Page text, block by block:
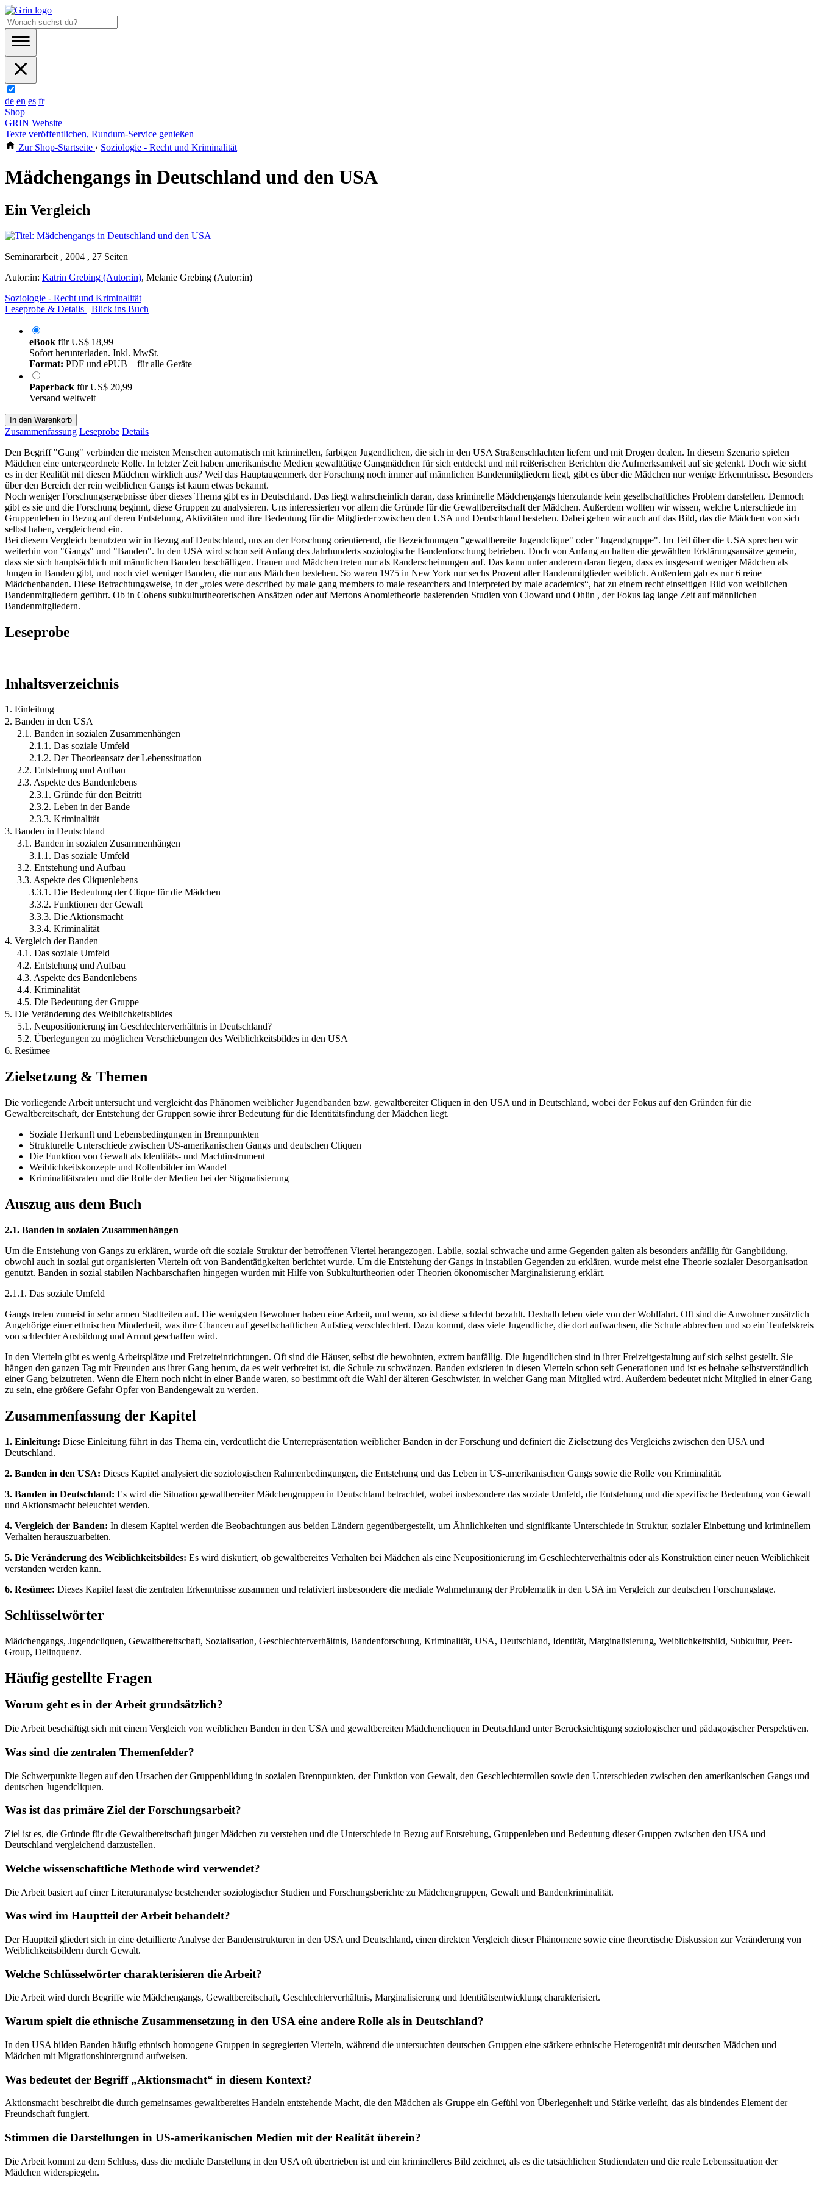
de en es fr
Shop
GRIN Website
Texte veröffentlichen, Rundum-Service genießen
Zur Shop-Startseite › Soziologie - Recht und Kriminalität
Mädchengangs in Deutschland und den USA
Ein Vergleich
Seminararbeit , 2004 , 27 Seiten
Autor:in: Katrin Grebing (Autor:in), Melanie Grebing (Autor:in)
Soziologie - Recht und Kriminalität
Leseprobe & Details
Blick ins Buch
eBook fürUS$ 18,99
Sofort herunterladen. Inkl. MwSt.
Format: PDF und ePUB – für alle Geräte
Paperback fürUS$ 20,99
Versand weltweit
In den Warenkorb
Zusammenfassung Leseprobe Details
Den Begriff "Gang" verbinden die meisten Menschen automatisch mit kriminellen, farbigen Jugendlichen, die sich in den USA Straßenschlachten liefern und mit Drogen dealen. In diesem Szenario spielen
Mädchen eine untergeordnete Rolle. In letzter Zeit haben amerikanische Medien gewalttätige Gangmädchen für sich entdeckt und mit reißerischen Berichten die Aufmerksamkeit auf sie gelenkt. Doch wie sieht
es in der Realität mit diesen Mädchen wirklich aus? Weil das Hauptaugenmerk der Forschung noch immer auf männlichen Bandenmitgliedern liegt, gibt es über die Mädchen nur wenige Erkenntnisse. Besonders
über den Bereich der rein weiblichen Gangs ist kaum etwas bekannt.
Noch weniger Forschungsergebnisse über dieses Thema gibt es in Deutschland. Das liegt wahrscheinlich daran, dass kriminelle Mädchengangs hierzulande kein gesellschaftliches Problem darstellen. Dennoch
gibt es sie und die Forschung beginnt, diese Gruppen zu analysieren. Uns interessierten vor allem die Gründe für die Gewaltbereitschaft der Mädchen. Außerdem wollten wir wissen, welche Unterschiede im
Gruppenleben in Bezug auf deren Entstehung, Aktivitäten und ihre Bedeutung für die Mitglieder zwischen den USA und Deutschland bestehen. Dabei gehen wir auch auf das Bild, das die Mädchen von sich
selbst haben, vergleichend ein.
Bei diesem Vergleich benutzten wir in Bezug auf Deutschland, uns an der Forschung orientierend, die Bezeichnungen "gewaltbereite Jugendclique" oder "Jugendgruppe". Im Teil über die USA sprechen wir
weiterhin von "Gangs" und "Banden". In den USA wird schon seit Anfang des Jahrhunderts soziologische Bandenforschung betrieben. Doch von Anfang an hatten die gewählten Erklärungsansätze gemein,
dass sie sich hauptsächlich mit männlichen Banden beschäftigen. Frauen und Mädchen treten nur als Randerscheinungen auf. Das kann unter anderem daran liegen, dass es insgesamt weniger Mädchen als
Jungen in Banden gibt, und noch viel weniger Banden, die nur aus Mädchen bestehen. So waren 1975 in New York nur sechs Prozent aller Bandenmitglieder weiblich. Außerdem gab es nur 6 reine
Mädchenbanden. Diese Betrachtungsweise, in der „roles were described by male gang members to male researchers and interpreted by male academics“, hat zu einem recht einseitigen Bild von weiblichen
Bandenmitgliedern geführt. Ob in Cohens subkulturtheoretischen Ansätzen oder auf Mertons Anomietheorie basierenden Studien von Cloward und Ohlin , der Fokus lag lange Zeit auf männlichen
Bandenmitgliedern.
Leseprobe
Inhaltsverzeichnis
1. Einleitung
2. Banden in den USA
2.1. Banden in sozialen Zusammenhängen
2.1.1. Das soziale Umfeld
2.1.2. Der Theorieansatz der Lebenssituation
2.2. Entstehung und Aufbau
2.3. Aspekte des Bandenlebens
2.3.1. Gründe für den Beitritt
2.3.2. Leben in der Bande
2.3.3. Kriminalität
3. Banden in Deutschland
3.1. Banden in sozialen Zusammenhängen
3.1.1. Das soziale Umfeld
3.2. Entstehung und Aufbau
3.3. Aspekte des Cliquenlebens
3.3.1. Die Bedeutung der Clique für die Mädchen
3.3.2. Funktionen der Gewalt
3.3.3. Die Aktionsmacht
3.3.4. Kriminalität
4. Vergleich der Banden
4.1. Das soziale Umfeld
4.2. Entstehung und Aufbau
4.3. Aspekte des Bandenlebens
4.4. Kriminalität
4.5. Die Bedeutung der Gruppe
5. Die Veränderung des Weiblichkeitsbildes
5.1. Neupositionierung im Geschlechterverhältnis in Deutschland?
5.2. Überlegungen zu möglichen Verschiebungen des Weiblichkeitsbildes in den USA
6. Resümee
Zielsetzung & Themen
Die vorliegende Arbeit untersucht und vergleicht das Phänomen weiblicher Jugendbanden bzw. gewaltbereiter Cliquen in den USA und in Deutschland, wobei der Fokus auf den Gründen für die
Gewaltbereitschaft, der Entstehung der Gruppen sowie ihrer Bedeutung für die Identitätsfindung der Mädchen liegt.
Soziale Herkunft und Lebensbedingungen in Brennpunkten
Strukturelle Unterschiede zwischen US-amerikanischen Gangs und deutschen Cliquen
Die Funktion von Gewalt als Identitäts- und Machtinstrument
Weiblichkeitskonzepte und Rollenbilder im Wandel
Kriminalitätsraten und die Rolle der Medien bei der Stigmatisierung
Auszug aus dem Buch
2.1. Banden in sozialen Zusammenhängen
Um die Entstehung von Gangs zu erklären, wurde oft die soziale Struktur der betroffenen Viertel herangezogen. Labile, sozial schwache und arme Gegenden galten als besonders anfällig für Gangbildung,
obwohl auch in sozial gut organisierten Vierteln oft von Bandentätigkeiten berichtet wurde. Um die Entstehung der Gangs in instabilen Gegenden zu erklären, wurde meist eine Theorie sozialer Desorganisation
genutzt. Banden in sozial stabilen Nachbarschaften hingegen wurden mit Hilfe von Subkulturtheorien oder Theorien ökonomischer Marginalisierung erklärt.
2.1.1. Das soziale Umfeld
Gangs treten zumeist in sehr armen Stadtteilen auf. Die wenigsten Bewohner haben eine Arbeit, und wenn, so ist diese schlecht bezahlt. Deshalb leben viele von der Wohlfahrt. Oft sind die Anwohner zusätzlich
Angehörige einer ethnischen Minderheit, was ihre Chancen auf gesellschaftlichen Aufstieg verschlechtert. Dazu kommt, dass viele Jugendliche, die dort aufwachsen, die Schule abbrechen und so ein Teufelskreis
von schlechter Ausbildung und Armut geschaffen wird.
In den Vierteln gibt es wenig Arbeitsplätze und Freizeiteinrichtungen. Oft sind die Häuser, selbst die bewohnten, extrem baufällig. Die Jugendlichen sind in ihrer Freizeitgestaltung auf sich selbst gestellt. Sie
hängen den ganzen Tag mit Freunden aus ihrer Gang herum, da es weit verbreitet ist, die Schule zu schwänzen. Banden existieren in diesen Vierteln schon seit Generationen und ist es beinahe selbstverständlich
einer Gang beizutreten. Wenn die Eltern noch nicht in einer Bande waren, so bestimmt oft die Wahl der älteren Geschwister, in welcher Gang man Mitglied wird. Außerdem bedeutet nicht Mitglied in einer Gang
zu sein, eine größere Gefahr Opfer von Bandengewalt zu werden.
Zusammenfassung der Kapitel
1. Einleitung: Diese Einleitung führt in das Thema ein, verdeutlicht die Unterrepräsentation weiblicher Banden in der Forschung und definiert die Zielsetzung des Vergleichs zwischen den USA und
Deutschland.
2. Banden in den USA: Dieses Kapitel analysiert die soziologischen Rahmenbedingungen, die Entstehung und das Leben in US-amerikanischen Gangs sowie die Rolle von Kriminalität.
3. Banden in Deutschland: Es wird die Situation gewaltbereiter Mädchengruppen in Deutschland betrachtet, wobei insbesondere das soziale Umfeld, die Entstehung und die spezifische Bedeutung von Gewalt
und Aktionsmacht beleuchtet werden.
4. Vergleich der Banden: In diesem Kapitel werden die Beobachtungen aus beiden Ländern gegenübergestellt, um Ähnlichkeiten und signifikante Unterschiede in Struktur, sozialer Einbettung und kriminellem
Verhalten herauszuarbeiten.
5. Die Veränderung des Weiblichkeitsbildes: Es wird diskutiert, ob gewaltbereites Verhalten bei Mädchen als eine Neupositionierung im Geschlechterverhältnis oder als Konstruktion einer neuen Weiblichkeit
verstanden werden kann.
6. Resümee: Dieses Kapitel fasst die zentralen Erkenntnisse zusammen und relativiert insbesondere die mediale Wahrnehmung der Problematik in den USA im Vergleich zur deutschen Forschungslage.
Schlüsselwörter
Mädchengangs, Jugendcliquen, Gewaltbereitschaft, Sozialisation, Geschlechterverhältnis, Bandenforschung, Kriminalität, USA, Deutschland, Identität, Marginalisierung, Weiblichkeitsbild, Subkultur, Peer-
Group, Delinquenz.
Häufig gestellte Fragen
Worum geht es in der Arbeit grundsätzlich?
Die Arbeit beschäftigt sich mit einem Vergleich von weiblichen Banden in den USA und gewaltbereiten Mädchencliquen in Deutschland unter Berücksichtigung soziologischer und pädagogischer Perspektiven.
Was sind die zentralen Themenfelder?
Die Schwerpunkte liegen auf den Ursachen der Gruppenbildung in sozialen Brennpunkten, der Funktion von Gewalt, den Geschlechterrollen sowie den Unterschieden zwischen den amerikanischen Gangs und
deutschen Jugendcliquen.
Was ist das primäre Ziel der Forschungsarbeit?
Ziel ist es, die Gründe für die Gewaltbereitschaft junger Mädchen zu verstehen und die Unterschiede in Bezug auf Entstehung, Gruppenleben und Bedeutung dieser Gruppen zwischen den USA und
Deutschland vergleichend darzustellen.
Welche wissenschaftliche Methode wird verwendet?
Die Arbeit basiert auf einer Literaturanalyse bestehender soziologischer Studien und Forschungsberichte zu Mädchengruppen, Gewalt und Bandenkriminalität.
Was wird im Hauptteil der Arbeit behandelt?
Der Hauptteil gliedert sich in eine detaillierte Analyse der Bandenstrukturen in den USA und Deutschland, einen direkten Vergleich dieser Phänomene sowie eine theoretische Diskussion zur Veränderung von
Weiblichkeitsbildern durch Gewalt.
Welche Schlüsselwörter charakterisieren die Arbeit?
Die Arbeit wird durch Begriffe wie Mädchengangs, Gewaltbereitschaft, Geschlechterverhältnis, Marginalisierung und Identitätsentwicklung charakterisiert.
Warum spielt die ethnische Zusammensetzung in den USA eine andere Rolle als in Deutschland?
In den USA bilden Banden häufig ethnisch homogene Gruppen in segregierten Vierteln, während die untersuchten deutschen Gruppen eine stärkere ethnische Heterogenität mit deutschen Mädchen und
Mädchen mit Migrationshintergrund aufweisen.
Was bedeutet der Begriff „Aktionsmacht“ in diesem Kontext?
Aktionsmacht beschreibt die durch gemeinsames gewaltbereites Handeln entstehende Macht, die den Mädchen als Gruppe ein Gefühl von Überlegenheit und Stärke verleiht, das als bindendes Element der
Freundschaft fungiert.
Stimmen die Darstellungen in US-amerikanischen Medien mit der Realität überein?
Die Arbeit kommt zu dem Schluss, dass die mediale Darstellung in den USA oft übertrieben ist und ein kriminelleres Bild zeichnet, als es die tatsächlichen Studiendaten und die reale Lebenssituation der
Mädchen widerspiegeln.